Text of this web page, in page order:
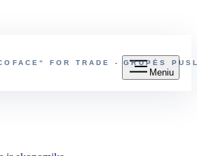
FOR TRADE - GRUPĖS
Meniu